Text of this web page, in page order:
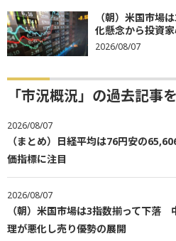
（朝）米国市場
化懸念から投資
2026/08/07
「市況概況」の過去記事
2026/08/07
（まとめ）日経平均は76円安の
価指標に注目
2026/08/07
（朝）米国市場は3指数揃って下落
理が悪化し売り優勢の展開